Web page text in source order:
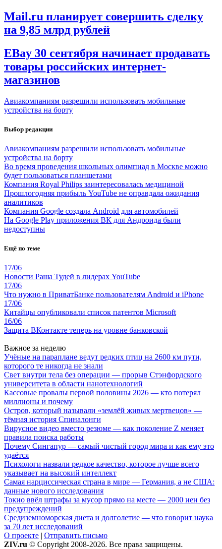
Mail.ru планирует совершить сделку
на 9,85 млрд рублей
EBay 30 сентября начинает продавать
товары российских интернет-
магазинов
Авиакомпаниям разрешили использовать мобильные
устройства на борту
Выбор редакции
Авиакомпаниям разрешили использовать мобильные
устройства на борту
Во время проведения школьных олимпиад в Москве можно
будет пользоваться планшетами
Компания Royal Philips заинтересовалась медициной
Прошлогодняя прибыль YouTube не оправдала ожидания
аналитиков
Компания Google создала Android для автомобилей
На Google Play приложения ВК для Андроида были
недоступны
Ещё по теме
17/06
Новости Раша Тудей в лидерах YouTube
17/06
Что нужно в ПриватБанке пользователям Android и iPhone
17/06
Китайцы опубликовали список патентов Microsoft
16/06
Защита ВКонтакте теперь на уровне банковской
Важное за неделю
Учёные на параплане ведут редких птиц на 2600 км пути,
которого те никогда не знали
Свет внутри тела без операции — прорыв Стэнфордского
университета в области нанотехнологий
Кассовые провалы первой половины 2026 — кто потерял
миллионы и почему
Остров, который называли «землёй живых мертвецов» —
тёмная история Спиналонги
Вирусное видео вместо резюме — как поколение Z меняет
правила поиска работы
Почему Сингапур — самый чистый город мира и как ему это
удаётся
Психологи назвали редкое качество, которое лучше всего
указывает на высокий интеллект
Самая нарциссическая страна в мире — Германия, а не США:
данные нового исследования
Токио ввёл штрафы за мусор прямо на месте — 2000 иен без
предупреждений
Средиземноморская диета и долголетие — что говорит наука
за 70 лет исследований
О проекте | Отправить письмо
ZIV.ru © Copyright 2008-2026. Все права защищены.